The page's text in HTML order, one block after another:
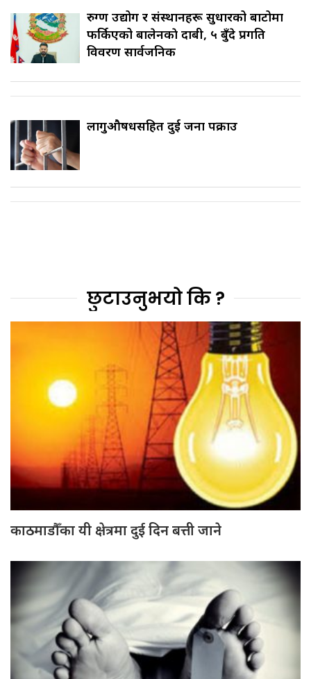
रुग्ण उद्योग र संस्थानहरू सुधारको बाटोमा
फर्किएको बालेनकाे दाबी, ५ बुँदे प्रगति
विवरण सार्वजनिक
लागुऔषधसहित दुई जना पक्राउ
छुटाउनुभयो कि ?
काठमाडौँका यी क्षेत्रमा दुई दिन बत्ती जाने